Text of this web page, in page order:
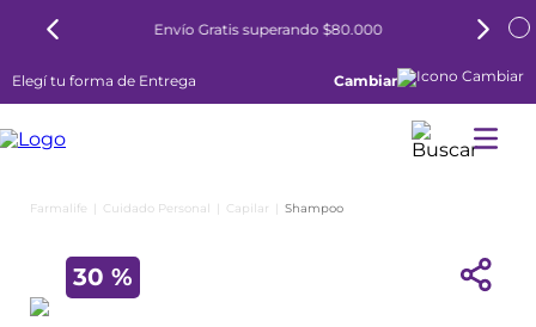
6 cuotas sin interés todos los días
Elegí tu forma de Entrega Cambiar
Cuidado Personal Capilar Shampoo
30 %